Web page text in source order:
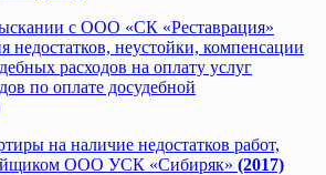
с ООО «СК «Реставрация»
недостатков, неустойки, компенсации
расходов на оплату услуг
по оплате досудебной
на наличие недостатков работ,
ООО УСК «Сибиряк» (2017)